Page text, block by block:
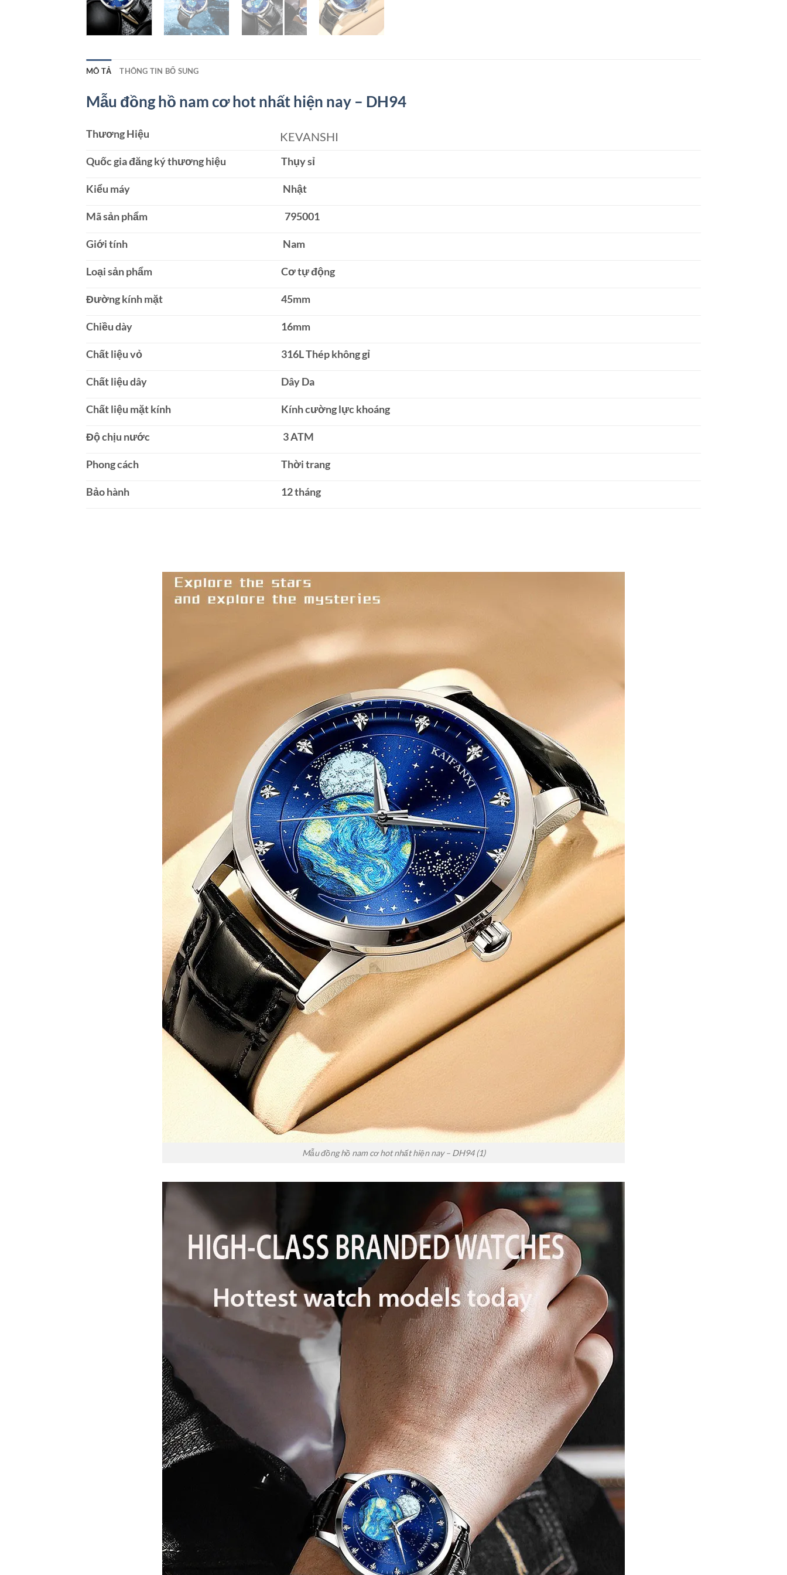
MÔ TẢ THÔNG TIN BỔ SUNG
Mẫu đồng hồ nam cơ hot nhất hiện nay – DH94
Thương Hiệu KEVANSHI
Quốc gia đăng ký thương hiệu Thụy sỉ
Kiểu máy Nhật
Mã sản phẩm 795001
Giới tính Nam
Loại sản phẩm Cơ tự động
Đường kính mặt 45mm
Chiều dày 16mm
Chất liệu vỏ 316L Thép không gỉ
Chất liệu dây Dây Da
Chất liệu mặt kính Kính cường lực khoáng
Độ chịu nước 3 ATM
Phong cách Thời trang
Bảo hành 12 tháng
Mẫu đồng hồ nam cơ hot nhất hiện nay – DH94 (1)